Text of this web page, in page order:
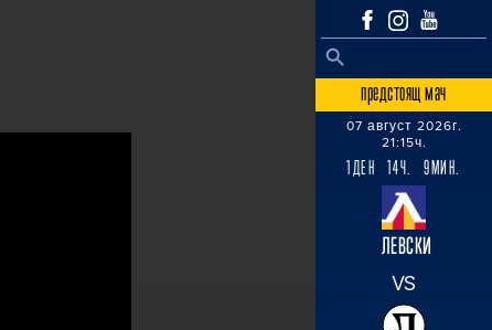
Search
SEARCH BUTTON
предстоящ мач
07 август 2026г.
21:15ч.
1ДЕН 14Ч. 9МИН.
ЛЕВСКИ
VS